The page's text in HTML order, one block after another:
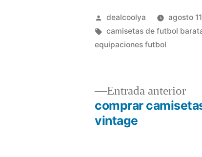
Publicado
por
dealcoolya agosto
Etiquetas:
camisetas de futbol
equipaciones futbol
Navegación
Entrada anterior
comprar
vintage